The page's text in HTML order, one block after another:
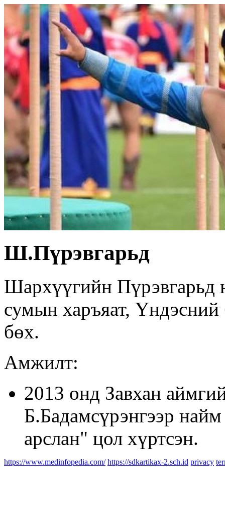
Ш.Пүрэвгарьд
Шархүүгийн Пүрэвгарьд
сумын харъяат,
бөх.
Амжилт:
2013 онд Завхан
Б.Бадамсүрэнгээр
арслан" цол хүртсэн.
https://www.medinfopedia.com/ https://sdkartikax-2.sch.id privacy